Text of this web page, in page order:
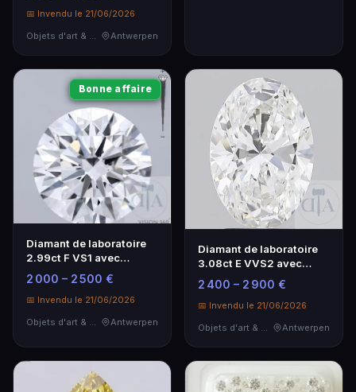
📅 Invendu le 21/06/2026
Objets d'art & Curiosités
Antwerpen
Bonne affaire
Diamant de laboratoire
2.99ct F VS1 avec
certificat IGI
2 000 – 2 500 €
📅 Invendu le 21/06/2026
Objets d'art & Curiosités
Antwerpen
Diamant de laboratoire
3.08ct E VVS2 avec
certificat IGI
2 400 – 2 900 €
📅 Invendu le 21/06/2026
Objets d'art & Curiosités
Antwerpen